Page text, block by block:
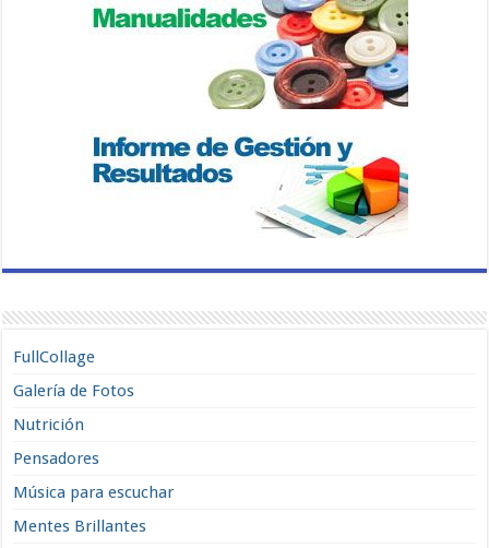
FullCollage
Galería de Fotos
Nutrición
Pensadores
Música para escuchar
Mentes Brillantes